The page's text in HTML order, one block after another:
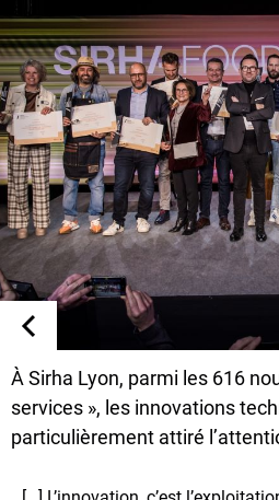
À Sirha Lyon, parmi les 616
services », les innovations
particulièrement attiré